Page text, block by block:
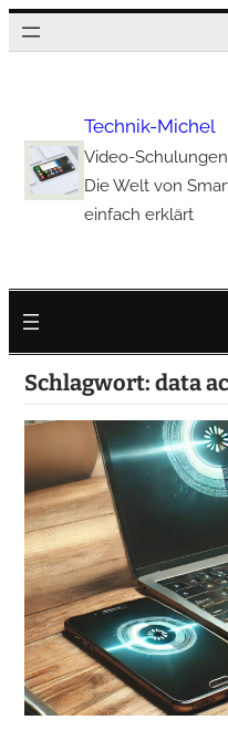
Zum
Inhalt
Technik-Michel
Video-
Die Welt von
einfach erklärt
Schlagwort: data